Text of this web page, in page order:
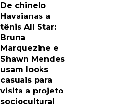
De chinelo
Havaianas a
tênis All Star:
Bruna
Marquezine e
Shawn Mendes
usam looks
casuais para
visita a projeto
sociocultural